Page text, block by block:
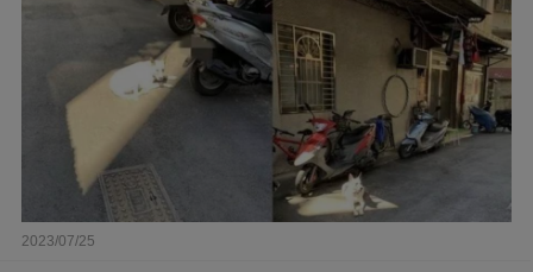
2023/07/25